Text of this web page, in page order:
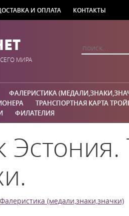
И ОПЛАТА КОНТАКТЫ
МИРА
ФАЛЕРИСТИКА
ТРАНСПОРТНАЯ КАРТА
ФИЛАТЕЛИЯ
Фалеристика (медали,знаки,значки)